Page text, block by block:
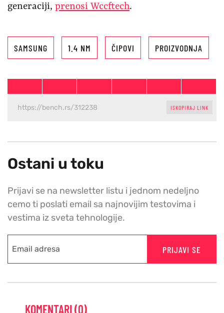
generaciji, prenosi Wccftech.
SAMSUNG 1.4 NM ČIPOVI PROIZVODNJA
ISKOPIRAJ LINK
Ostani u toku
Prijavi se na newsletter listu i jednom nedeljno
cemo ti poslati email sa najnovijim testovima i
vestima iz sveta tehnologije.
PRIJAVI SE
KOMENTARI (0)